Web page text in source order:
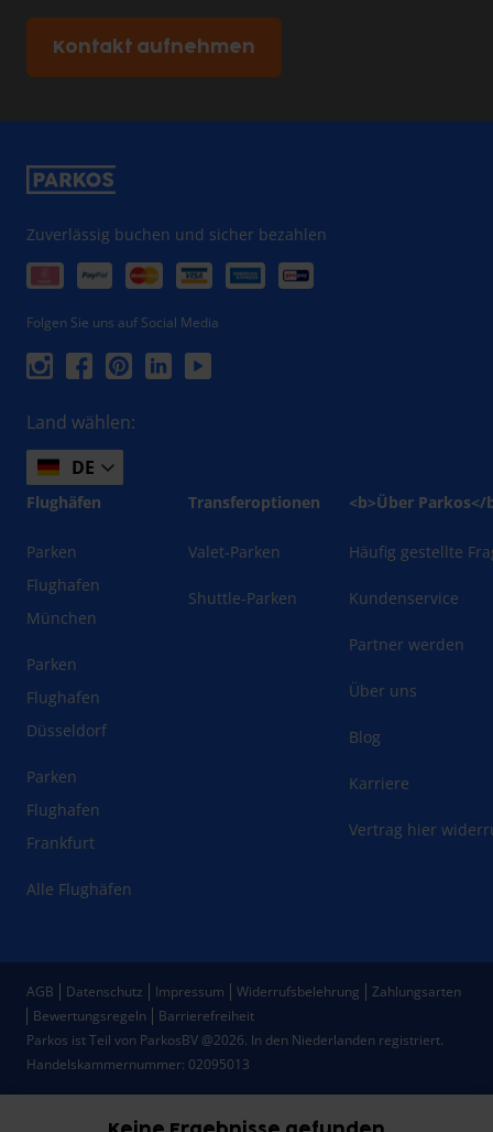
Kontakt aufnehmen
Zuverlässig buchen und sicher bezahlen
Folgen Sie uns auf Social Media
Land wählen:
DE
Flughäfen
Parken
Flughafen
München
Parken
Flughafen
Düsseldorf
Parken
Flughafen
Frankfurt
Alle Flughäfen
Transferoptionen
Valet-Parken
Shuttle-Parken
<b>Über Parkos</
Häufig gestellte
Kundenservice
Partner werden
Über uns
Blog
Karriere
Vertrag hier
Parkos ist Teil von ParkosBV @2026. In den Niederlanden registriert.
Handelskammernummer: 02095013
AGB Datenschutz Impressum Widerrufsbelehrung
Zahlungsarten
Bewertungsregeln
Barrierefreiheit